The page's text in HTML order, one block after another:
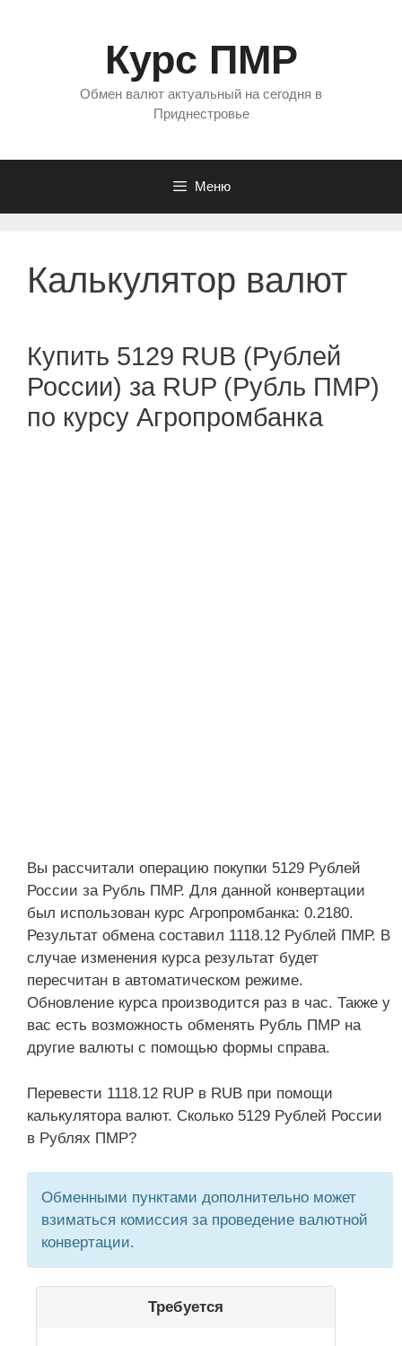
Курс ПМР
Обмен валют актуальный на сегодня в
Приднестровье
Меню
Калькулятор валют
Купить 5129 RUB (Рублей
России) за RUP (Рубль ПМР)
по курсу Агропромбанка
Вы рассчитали операцию покупки 5129 Рублей
России за Рубль ПМР. Для данной конвертации
был использован курс Агропромбанка: 0.2180.
Результат обмена составил 1118.12 Рублей ПМР. В
случае изменения курса результат будет
пересчитан в автоматическом режиме.
Обновление курса производится раз в час. Также у
вас есть возможность обменять Рубль ПМР на
другие валюты с помощью формы справа.
Перевести 1118.12 RUP в RUB при помощи
калькулятора валют. Сколько 5129 Рублей России
в Рублях ПМР?
Обменными пунктами дополнительно может
взиматься комиссия за проведение валютной
конвертации.
Требуется